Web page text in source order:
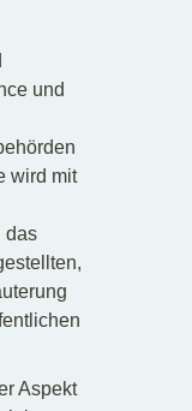
und
wird mit
das
Aspekt